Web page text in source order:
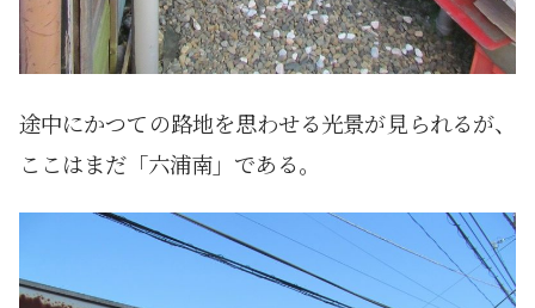
途中にかつての路地を思わせる光景が見られるが、
ここはまだ「六浦南」である。